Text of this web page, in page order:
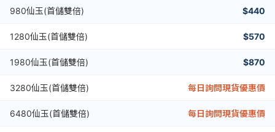
980仙玉(首儲雙倍) $440
1280仙玉(首儲雙倍) $570
1980仙玉(首儲雙倍) $870
3280仙玉(首儲雙倍) 每日詢問現貨優惠價
6480仙玉(首儲雙倍) 每日詢問現貨優惠價